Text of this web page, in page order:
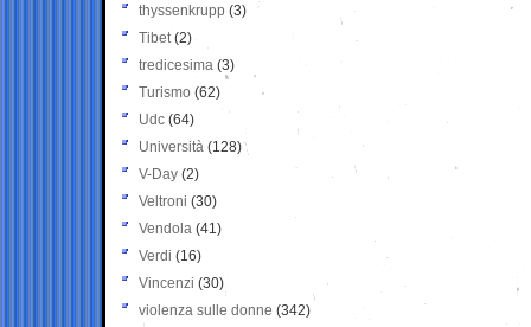
thyssenkrupp (3)
Tibet(2)
tredicesima (3)
Turismo (62)
Udc (64)
Università (128)
V-Day (2)
Veltroni (30)
Vendola (41)
Verdi (16)
Vincenzi (30)
violenza sulle donne (342)